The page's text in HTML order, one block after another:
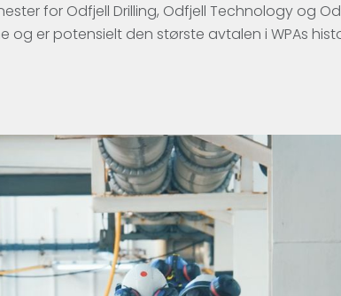
for Odfjell Drilling, Odfjell Technology og
og er potensielt den største avtalen i WPAs